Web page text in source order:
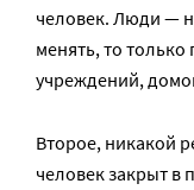
человек. Люди —
менять, то
учреждений,
Второе, никакой
человек закрыт в